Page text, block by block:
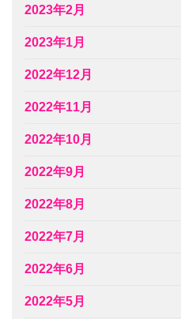
2023年2月
2023年1月
2022年12月
2022年11月
2022年10月
2022年9月
2022年8月
2022年7月
2022年6月
2022年5月